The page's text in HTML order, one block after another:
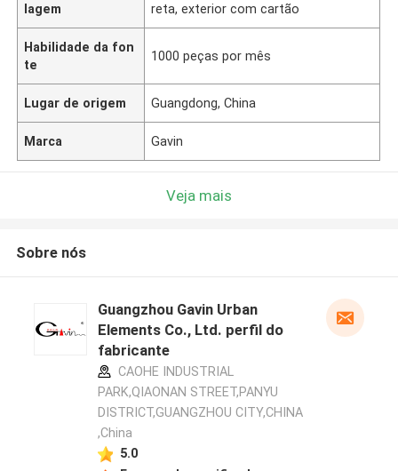
lagem
reta, exterior com cartão
Habilidade da fon
te
1000 peças por mês
Lugar de origem Guangdong, China
Marca Gavin
Veja mais
Sobre nós
Guangzhou Gavin Urban
Elements Co., Ltd. perfil do
fabricante
CAOHE INDUSTRIAL
PARK,QIAONAN STREET,PANYU
DISTRICT,GUANGZHOU CITY,CHINA
,China
5.0